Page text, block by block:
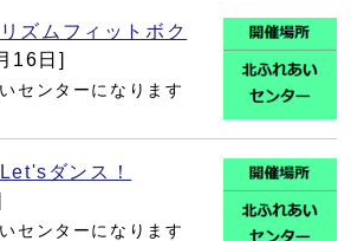
ズムフィットボク
16日]
センターになります
ダンス！
センターになります